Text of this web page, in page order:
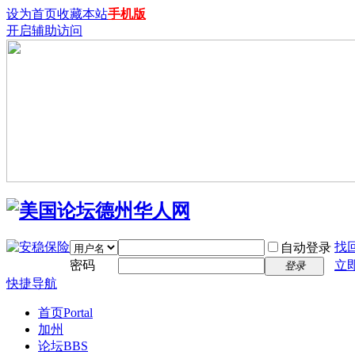
设为首页收藏本站手机版
开启辅助访问
自动登录 找
密码
登录
立
快捷导航
首页Portal
加州
论坛BBS